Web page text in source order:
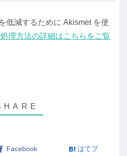
低減するために Akismet を使
理方法の詳細はこちらをご覧
Facebook はてブ